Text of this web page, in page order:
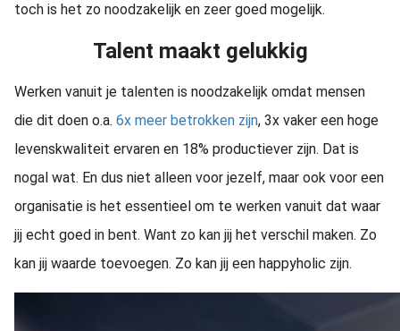
toch is het zo noodzakelijk en zeer goed mogelijk.
Talent maakt gelukkig
Werken vanuit je talenten is noodzakelijk omdat mensen
die dit doen o.a. 6x meer betrokken zijn, 3x vaker een hoge
levenskwaliteit ervaren en 18% productiever zijn. Dat is
nogal wat. En dus niet alleen voor jezelf, maar ook voor een
organisatie is het essentieel om te werken vanuit dat waar
jij echt goed in bent. Want zo kan jij het verschil maken. Zo
kan jij waarde toevoegen. Zo kan jij een happyholic zijn.